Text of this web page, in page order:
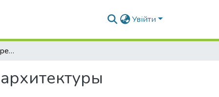
Увійти
Безбарьерная среда средствами ландшафтной архитектуры